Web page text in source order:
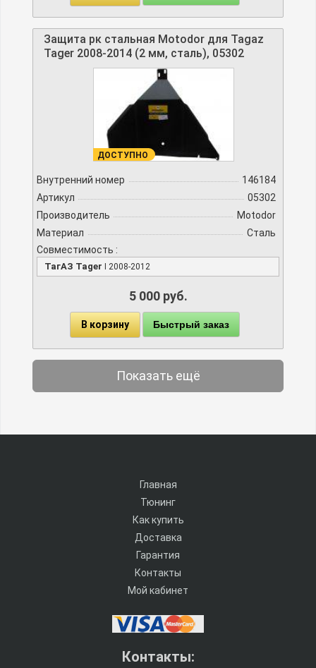
Защита рк стальная Motodor для Tagaz
Tager 2008-2014 (2 мм, сталь), 05302
ДОСТУПНО
Внутренний номер
146184
Артикул
05302
Производитель
Motodor
Материал
Сталь
Совместимость :
ТагАЗ Tager I 2008-2012
5 000 руб.
В корзину Быстрый заказ
Показать ещё
Главная
Тюнинг
Как купить
Доставка
Гарантия
Контакты
Мой кабинет
Контакты: